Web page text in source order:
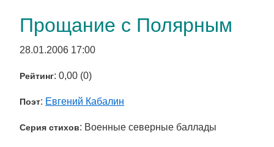
Прощание с Полярным
28.01.2006 17:00
Рейтинг: 0,00 (0)
Поэт: Евгений Кабалин
Серия стихов: Военные северные баллады